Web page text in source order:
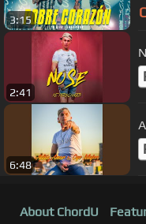
3:15
2:41
6:48
About ChordU